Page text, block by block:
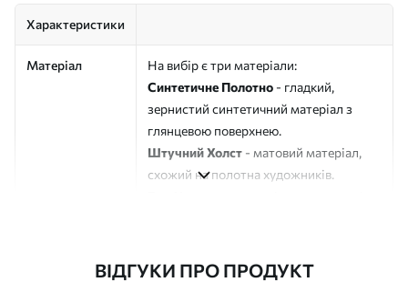
Характеристики
Матеріал
На вибір є три матеріали:
Синтетичне Полотно - гладкий,
зернистий синтетичний матеріал з
глянцевою поверхнею.
Штучний Холст - матовий матеріал,
схожий на полотна художників.
ВІДГУКИ ПРО ПРОДУКТ